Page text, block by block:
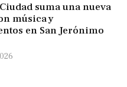
suma una nueva
música y
en San Jerónimo